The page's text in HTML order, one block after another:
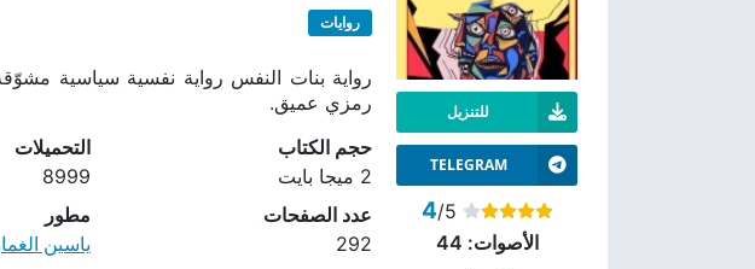
روايات
رواية بنات النفس رواية نفسية سياسية
رمزي عميق.
للتنزيل
TELEGRAM
4/5
الأصوات: 44
حجم الكتاب
2 ميجا بايت
التحميلات
8999
عدد الصفحات
292
مطور
ياسين